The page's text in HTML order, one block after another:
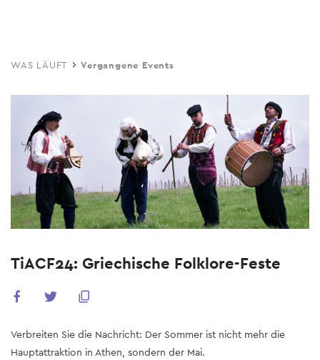
main
WAS LÄUFT Vergangene Events
TiACF24: Griechische Folklore-Feste
Verbreiten Sie die Nachricht: Der Sommer ist nicht mehr die
Hauptattraktion in Athen, sondern der Mai.